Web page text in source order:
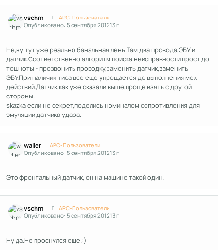
vschm APC-Пользователи
Опубликовано:5 сентября 201213 г
Не,ну тут уже реально банальная лень.Там два провода,ЭБУ и
датчик.Соответственно алгоритм поиска неисправности прост до
тошноты - прозвонить проводку,заменить датчик,заменить
ЭБУ.При наличии тиса все еще упрощается до выполнения мех
действий.Датчик,как уже сказали выше,проще взять с другой
стороны.
skazka если не секрет,поделись номиналом сопротивления для
эмуляции датчика удара.
waller APC-Пользователи
Опубликовано:5 сентября 201213 г
Это фронтальный датчик, он на машине такой один.
vschm APC-Пользователи
Опубликовано:5 сентября 201213 г
Ну да.Не проснулся еще.:)